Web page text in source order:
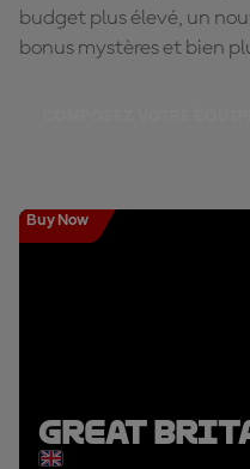
budget plus élevé, un
bonus mystères et bien
Buy Now
GREAT